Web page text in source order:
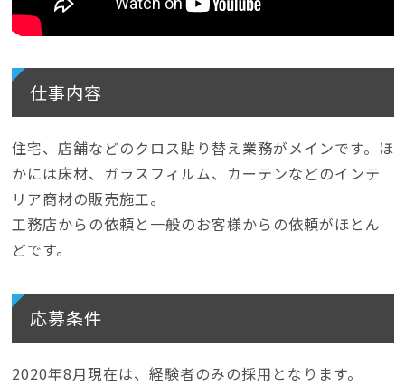
仕事内容
住宅、店舗などのクロス貼り替え業務がメインです。ほ
かには床材、ガラスフィルム、カーテンなどのインテ
リア商材の販売施工。
工務店からの依頼と一般のお客様からの依頼がほとん
どです。
応募条件
2020年8月現在は、経験者のみの採用となります。